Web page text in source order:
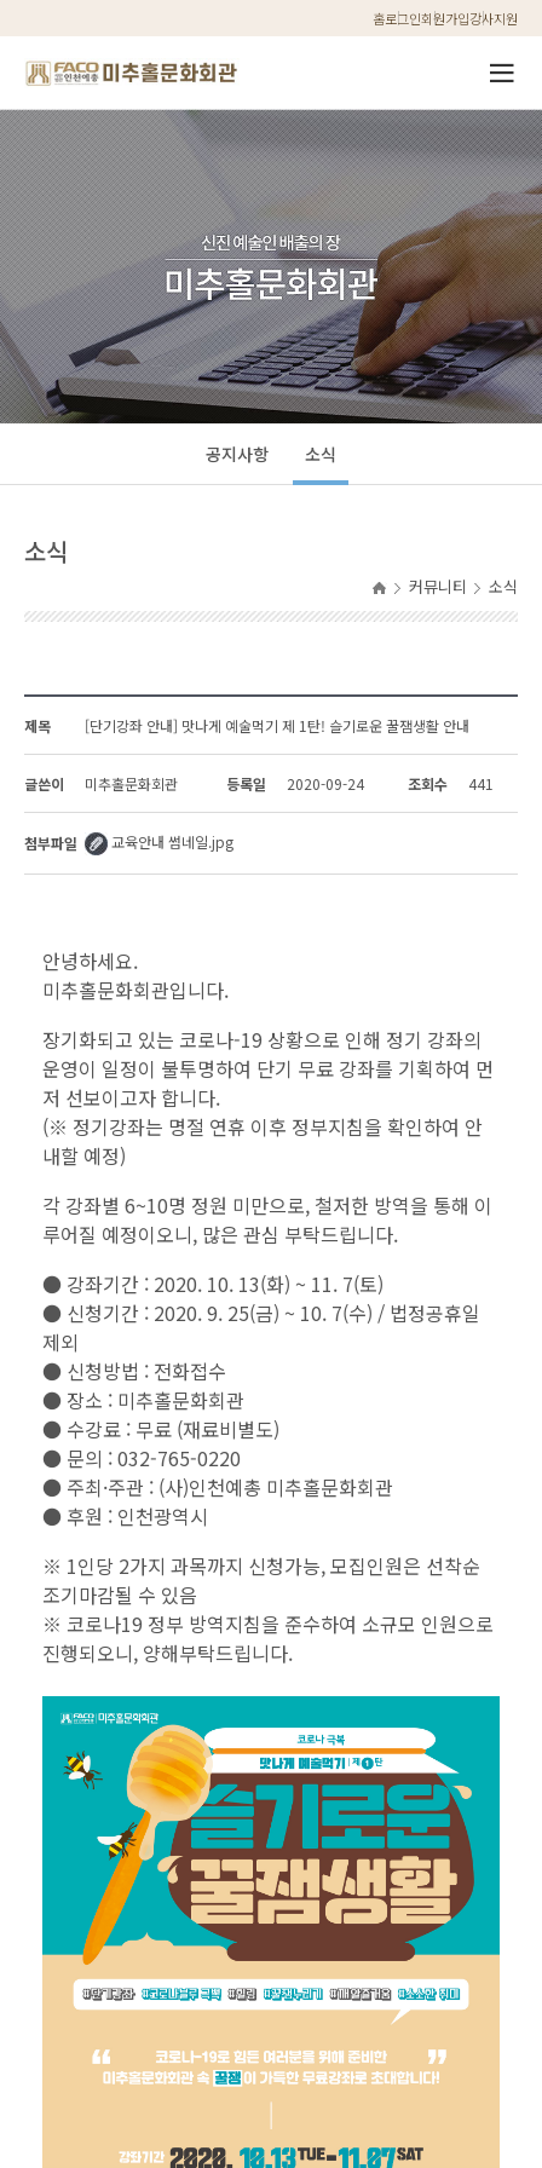
홈로그인회원가입강사지원
공지사항 소식
소식
커뮤니티 소식
제목 [단기강좌 안내] 맛나게 예술먹기 제 1탄! 슬기로운 꿀잼생활 안내
글쓴이 미추홀문화회관 등록일 2020-09-24 조회수 441
첨부파일 교육안내 썸네일.jpg
안녕하세요.
미추홀문화회관입니다.
장기화되고 있는 코로나-19 상황으로 인해 정기 강좌의
운영이 일정이 불투명하여 단기 무료 강좌를 기획하여 먼
저 선보이고자 합니다.
(※ 정기강좌는 명절 연휴 이후 정부지침을 확인하여 안
내할 예정)
각 강좌별 6~10명 정원 미만으로, 철저한 방역을 통해 이
루어질 예정이오니, 많은 관심 부탁드립니다.
● 강좌기간 : 2020. 10. 13(화) ~ 11. 7(토)
● 신청기간 : 2020. 9. 25(금) ~ 10. 7(수) / 법정공휴일
제외
● 신청방법 : 전화접수
● 장소 : 미추홀문화회관
● 수강료 : 무료 (재료비별도)
● 문의 : 032-765-0220
● 주최·주관 : (사)인천예총 미추홀문화회관
● 후원 : 인천광역시
※ 1인당 2가지 과목까지 신청가능, 모집인원은 선착순
조기마감될 수 있음
※ 코로나19 정부 방역지침을 준수하여 소규모 인원으로
진행되오니, 양해부탁드립니다.